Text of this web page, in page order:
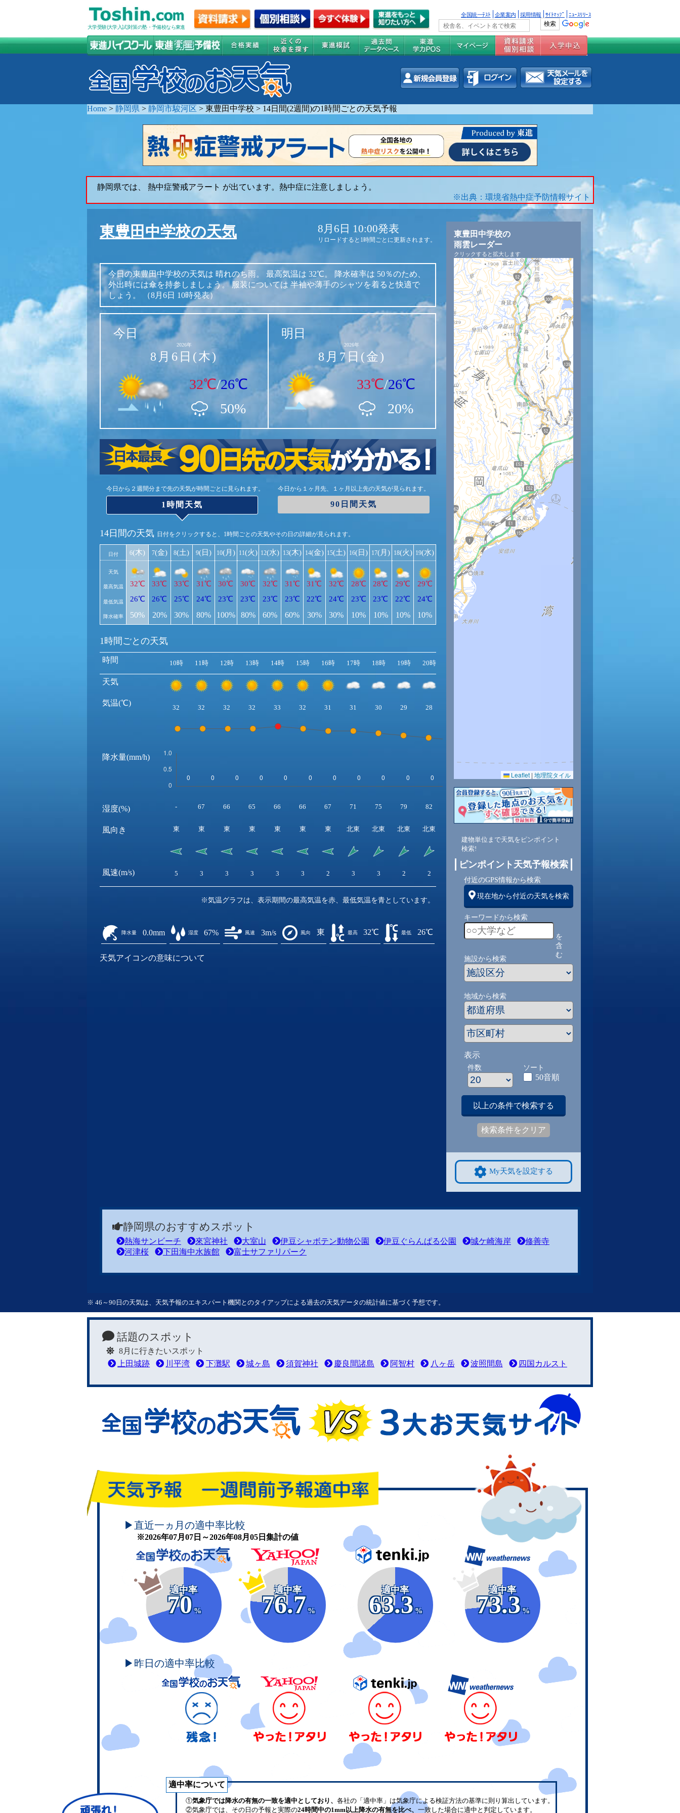
大学受験(大学入試)対策の塾・予備校なら東進
全国統一ﾃｽﾄ 企業案内 採用情報 ｻｲﾄﾏｯﾌﾟ ﾆｭｰｽﾘﾘｰｽ
Home > 静岡県 > 静岡市駿河区 > 東豊田中学校 > 14日間(2週間)の1時間ごとの天気予報
静岡県では、 熱中症警戒アラート が出ています。熱中症に注意しましょう。
※出典：環境省熱中症予防情報サイト
東豊田中学校の天気 8月6日 10:00発表
リロードすると1時間ごとに更新されます。
今日の東豊田中学校の天気は 晴れのち雨。 最高気温は 32℃。 降水確率は 50％のため、
外出時には傘を持参しましょう。 服装については 半袖や薄手のシャツを着ると快適で
しょう。
（8月6日 10時発表）
今日
2026年
8月6日(木)
32℃/26℃
50%
明日
2026年
8月7日(金)
33℃/26℃
20%
今日から２週間分まで先の天気が時間ごとに見られます。
1時間天気
今日から１ヶ月先、１ヶ月以上先の天気が見られます。
90日間天気
14日間の天気 日付をクリックすると、1時間ごとの天気やその日の詳細が見られます。
日付
天気
最高気温
最低気温
降水確率
6(木)
32℃
26℃
50%
7(金)
33℃
26℃
20%
8(土)
33℃
25℃
30%
9(日)
31℃
24℃
80%
10(月)
30℃
23℃
100%
11(火)
30℃
23℃
80%
12(水)
32℃
23℃
60%
13(木)
31℃
23℃
60%
14(金)
31℃
22℃
30%
15(土)
32℃
24℃
30%
16(日)
28℃
23℃
10%
17(月)
28℃
23℃
10%
18(火)
29℃
22℃
10%
19(水)
29℃
24℃
10%
1時間ごとの天気
時間
天気
気温(℃)
降水量(mm/h)
湿度(%)
風向き
風速(m/s)
10時 11時 12時 13時 14時 15時 16時 17時 18時 19時 20時
32 32 32 32 33 32 31 31 30 29 28
- 67 66 65 66 66 67 71 75 79 82 86 92
東 東 東 東 東 東 東 北東 北東 北東 北東
5 3 3 3 3 3 2 3 3 2 2 2
※気温グラフは、表示期間の最高気温を赤、最低気温を青としています。
降水量 0.0mm 湿度 67% 風速 3m/s 風向 東 最高 32℃ 最低 26℃
天気アイコンの意味について
東豊田中学校の
雨雲レーダー
クリックすると拡大します
Leaflet | 地理院タイル
建物単位まで天気をピンポイント
検索!
ピンポイント天気予報検索
付近のGPS情報から検索
現在地から付近の天気を検索
キーワードから検索
を
含
む
施設から検索
地域から検索
表示
件数 ソート
50音順
以上の条件で検索する
検索条件をクリア
My天気を設定する
静岡県のおすすめスポット
熱海サンビーチ 來宮神社 大室山 伊豆シャボテン動物公園 伊豆ぐらんぱる公園 城ケ崎海岸
修善寺
河津桜
下田海中水族館 富士サファリパーク
※ 46～90日の天気は、天気予報のエキスパート機関とのタイアップによる過去の天気データの統計値に基づく予想です。
話題のスポット
8月に行きたいスポット
上田城跡
川平湾 下灘駅 城ヶ島 須賀神社 慶良間諸島 阿智村 八ヶ岳 波照間島 四国カルスト
頑張れ！学校のお天気
▶直近一ヵ月の適中率比較
※2026年07月07日～2026年08月05日集計の値
適中率
70
%
適中率
76.7
%
適中率
63.3
%
適中率
73.3
%
▶昨日の適中率比較
適中率について
①気象庁では降水の有無の一致を適中としており、 各社の「適中率」は気象庁による検証方法の基準に則り算出しています。
②気象庁では、その日の予報と実際の24時間中の1mm以上降水の有無を比べ、 一致した場合に適中と判定しています。